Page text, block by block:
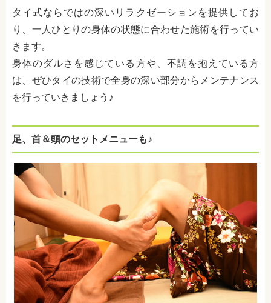
タイ式ならではの深いリラクゼーションを提供してお
り、一人ひとりの身体の状態に合わせた施術を行ってい
きます。
身体のダルさを感じている方や、不調を抱えている方
は、ぜひタイの技術で全身の深い部分からメンテナンス
を行っていきましょう♪
足、首＆頭のセットメニューも♪